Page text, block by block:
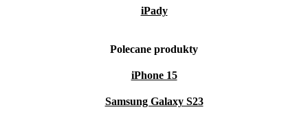
iPady
Polecane produkty
iPhone 15
Samsung Galaxy S23